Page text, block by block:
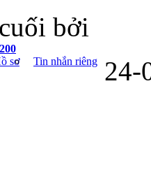
bởi
sơ
Tin nhắn riêng 24-